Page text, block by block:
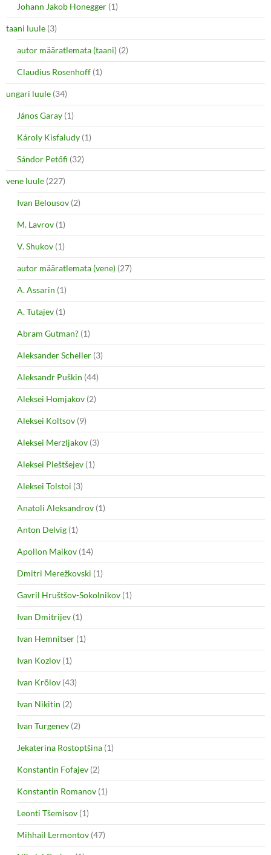
Johann Jakob Honegger (1)
taani luule (3)
autor määratlemata (taani) (2)
Claudius Rosenhoff (1)
ungari luule (34)
János Garay (1)
Károly Kisfaludy (1)
Sándor Petőfi (32)
vene luule (227)
Ivan Belousov (2)
M. Lavrov (1)
V. Shukov (1)
autor määratlemata (vene) (27)
A. Assarin (1)
A. Tutajev (1)
Abram Gutman? (1)
Aleksander Scheller (3)
Aleksandr Puškin (44)
Aleksei Homjakov (2)
Aleksei Koltsov (9)
Aleksei Merzljakov (3)
Aleksei Pleštšejev (1)
Aleksei Tolstoi (3)
Anatoli Aleksandrov (1)
Anton Delvig (1)
Apollon Maikov (14)
Dmitri Merežkovski (1)
Gavril Hruštšov-Sokolnikov (1)
Ivan Dmitrijev (1)
Ivan Hemnitser (1)
Ivan Kozlov (1)
Ivan Krõlov (43)
Ivan Nikitin (2)
Ivan Turgenev (2)
Jekaterina Rostoptšina (1)
Konstantin Fofajev (2)
Konstantin Romanov (1)
Leonti Tšemisov (1)
Mihhail Lermontov (47)